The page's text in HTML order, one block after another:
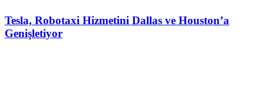
Tesla, Robotaxi Hizmetini Dallas ve Houston’a
Genişletiyor